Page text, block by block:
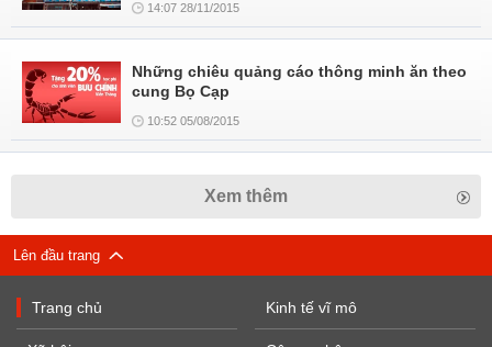
14:07 28/11/2015
Những chiêu quảng cáo thông minh ăn theo
cung Bọ Cạp
10:52 05/08/2015
Xem thêm
Lên đầu trang
Trang chủ Kinh tế vĩ mô